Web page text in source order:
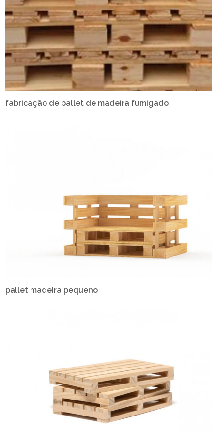
fabricação de pallet de madeira fumigado
pallet madeira pequeno